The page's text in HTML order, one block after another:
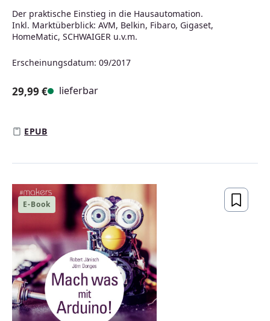
Der praktische Einstieg in die Hausautomation.
Inkl. Marktüberblick: AVM, Belkin, Fibaro, Gigaset,
HomeMatic, SCHWAIGER u.v.m.
Erscheinungsdatum: 09/2017
29,99 € lieferbar
EPUB
E-Book